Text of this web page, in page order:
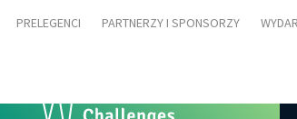
PRELEGENCI PARTNERZY I SPONSORZY